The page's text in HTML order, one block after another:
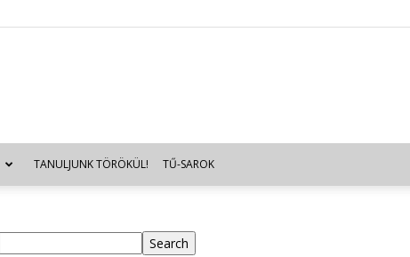
TANULJUNK TÖRÖKÜL! TŰ-SAROK
Search